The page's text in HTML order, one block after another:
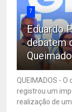
7
Eduardo
debatem
QUEIMADOS -
registrou um
realização de